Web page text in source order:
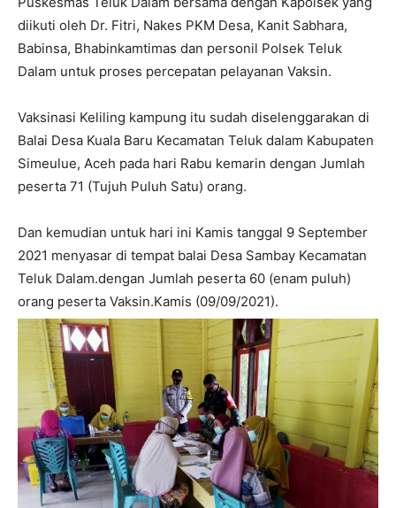
diikuti oleh Dr. Fitri, Nakes PKM Desa, Kanit Sabhara,
Babinsa, Bhabinkamtimas dan personil Polsek Teluk
Dalam untuk proses percepatan pelayanan Vaksin.
Vaksinasi Keliling kampung itu sudah diselenggarakan di
Balai Desa Kuala Baru Kecamatan Teluk dalam Kabupaten
Simeulue, Aceh pada hari Rabu kemarin dengan Jumlah
peserta 71 (Tujuh Puluh Satu) orang.
Dan kemudian untuk hari ini Kamis tanggal 9 September
2021 menyasar di tempat balai Desa Sambay Kecamatan
Teluk Dalam.dengan Jumlah peserta 60 (enam puluh)
orang peserta Vaksin.Kamis (09/09/2021).